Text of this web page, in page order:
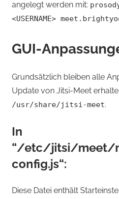
angelegt werden mit:
<USERNAME>
GUI-
Grundsätzlich bleiben alle
Update von Jitsi-Meet
/usr/share/jitsi-meet.
In
“/etc/jitsi/meet/
config.js“:
Diese Datei enthält